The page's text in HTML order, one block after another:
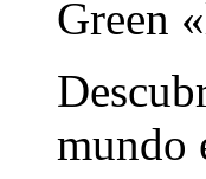
Green
mundo